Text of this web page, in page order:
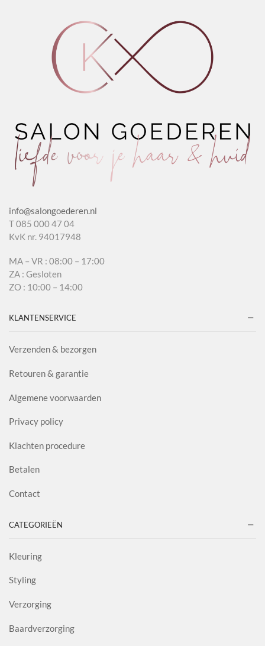
info@salongoederen.nl
T 085 000 47 04
KvK nr. 94017948
MA – VR : 08:00 – 17:00
ZA : Gesloten
ZO : 10:00 – 14:00
KLANTENSERVICE
Verzenden & bezorgen
Retouren & garantie
Algemene voorwaarden
Privacy policy
Klachten procedure
Betalen
Contact
CATEGORIEËN
Kleuring
Styling
Verzorging
Baardverzorging